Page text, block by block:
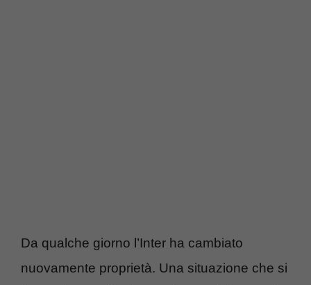
Da qualche giorno l’Inter ha cambiato
nuovamente proprietà. Una situazione che si